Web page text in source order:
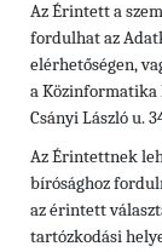
Az Érintett a
fordulhat az
elérhetőségen,
a Közinformatika
Csányi László u.
Az Érintettnek
bírósághoz
az érintett
tartózkodási